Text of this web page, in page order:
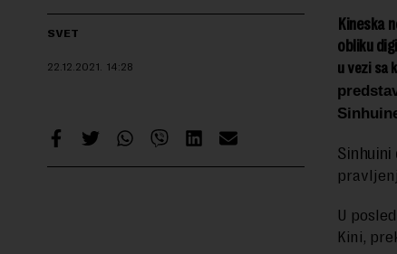
SVET
22.12.2021. 14:28
Kineska
obliku
u vezi sa
U
Kini,